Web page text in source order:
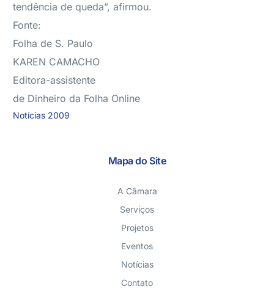
tendência de queda”, afirmou.
Fonte:
Folha de S. Paulo
KAREN CAMACHO
Editora-assistente
de Dinheiro da Folha Online
Notícias 2009
Mapa do Site
A Câmara
Serviços
Projetos
Eventos
Notícias
Contato